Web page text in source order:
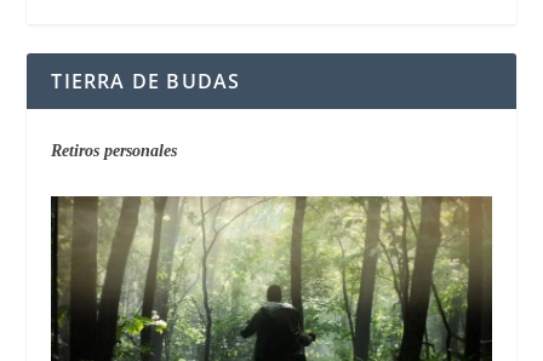
TIERRA DE BUDAS
Retiros personales